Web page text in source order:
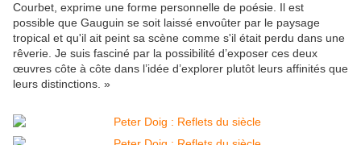
Courbet, exprime une forme personnelle de poésie. Il est
possible que Gauguin se soit laissé envoûter par le paysage
tropical et qu'il ait peint sa scène comme s'il était perdu dans une
rêverie. Je suis fasciné par la possibilité d’exposer ces deux
œuvres côte à côte dans l’idée d’explorer plutôt leurs affinités que
leurs distinctions. »